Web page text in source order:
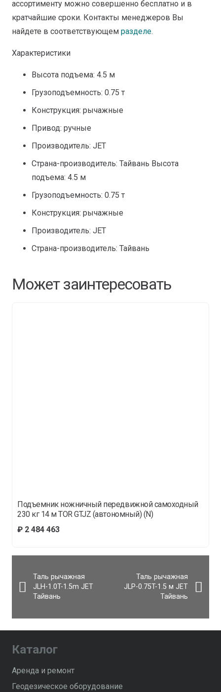
ассортименту можно совершенно бесплатно и в
кратчайшие сроки. Контакты менеджеров Вы
найдете в соответствующем разделе.
Характеристики
Высота подъема: 4.5 м
Грузоподъемность: 0.75 т
Конструкция: рычажные
Привод: ручные
Производитель: JET
Страна-производитель: Тайвань Высота
подъема: 4.5 м
Грузоподъемность: 0.75 т
Конструкция: рычажные
Производитель: JET
Страна-производитель: Тайвань
Может заинтересовать
Подъемник ножничный передвижной самоходный
230 кг 14 м TOR GTJZ (автономный) (N)
₽ 2 484 463
Таль рычажная
JLH-1.0T-1.5m JET
Тайвань
Таль рычажная
JLP-0.75T-1.5 м JET
Тайвань
Каталог
Аренда и ремонт
Геодезическое оборудование